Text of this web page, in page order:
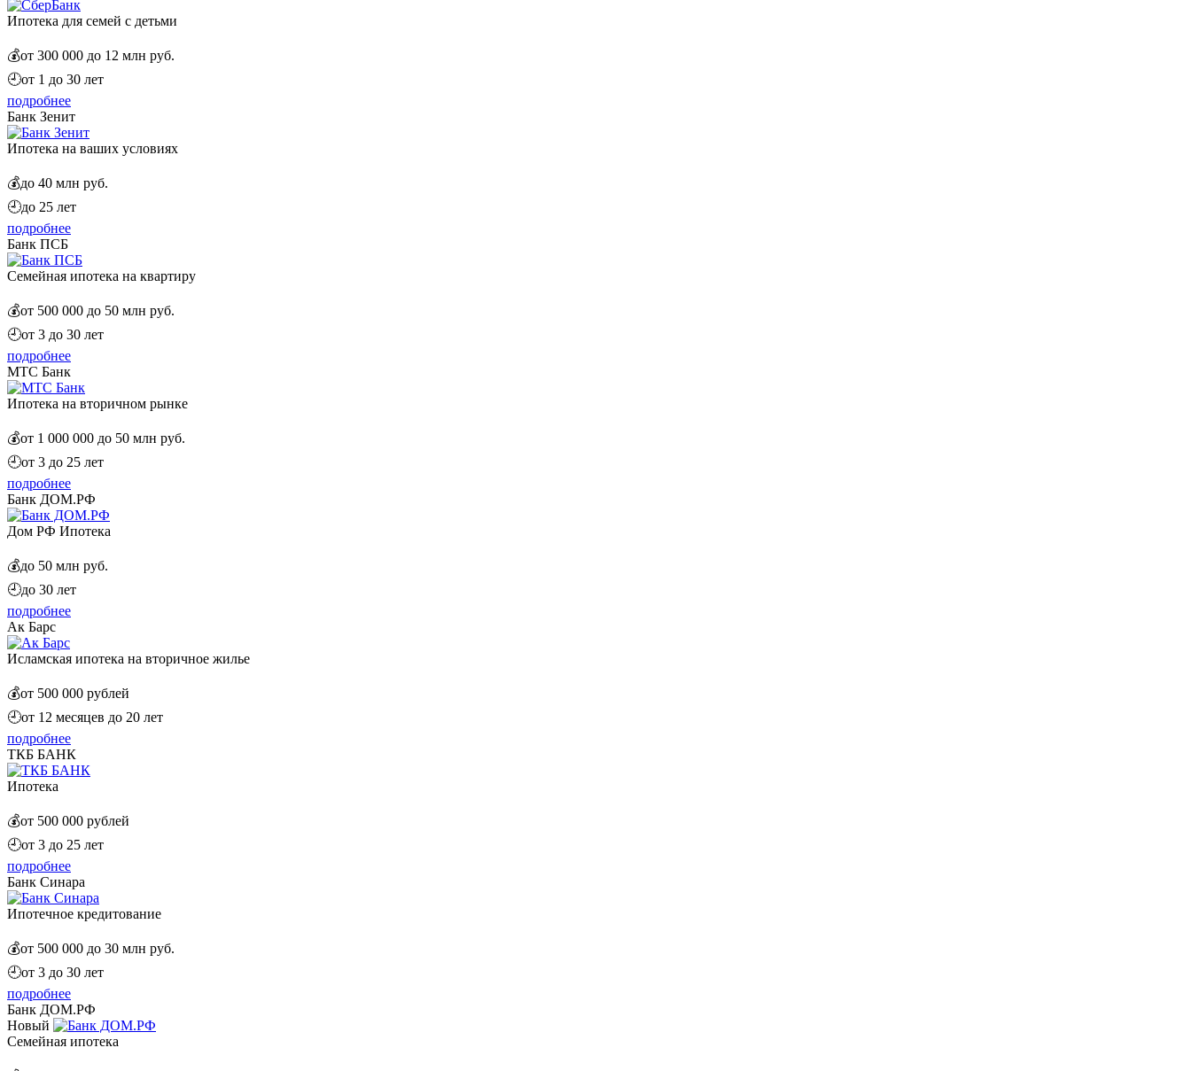
Ипотека для семей с детьми
💰от 300 000 до 12 млн руб.
🕘от 1 до 30 лет
подробнее
Банк Зенит
Ипотека на ваших условиях
💰до 40 млн руб.
🕘до 25 лет
подробнее
Банк ПСБ
Семейная ипотека на квартиру
💰от 500 000 до 50 млн руб.
🕘от 3 до 30 лет
подробнее
МТС Банк
Ипотека на вторичном рынке
💰от 1 000 000 до 50 млн руб.
🕘от 3 до 25 лет
подробнее
Банк ДОМ.РФ
Дом РФ Ипотека
💰до 50 млн руб.
🕘до 30 лет
подробнее
Ак Барс
Исламская ипотека на вторичное жилье
💰от 500 000 рублей
🕘от 12 месяцев до 20 лет
подробнее
ТКБ БАНК
Ипотека
💰от 500 000 рублей
🕘от 3 до 25 лет
подробнее
Банк Синара
Ипотечное кредитование
💰от 500 000 до 30 млн руб.
🕘от 3 до 30 лет
подробнее
Банк ДОМ.РФ
Новый
Семейная ипотека